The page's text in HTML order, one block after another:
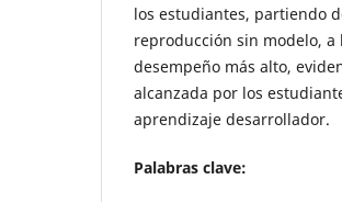
los estudiantes, partiendo
reproducción sin modelo, a
desempeño más alto,
alcanzada por los
aprendizaje desarrollador.
Palabras clave: